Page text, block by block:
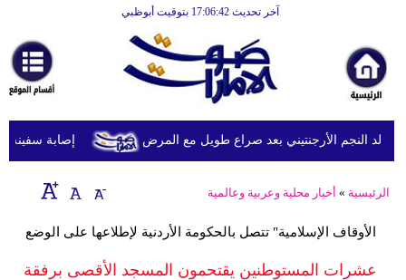
آخر تحديث 17:06:42 بتوقيت أبوظبي
أخبارعاجلة
رياضة
ثقافة
إقتصاد
وموسيقى
إصابة سفينة النجم الأرجنتيني بعد صراع طويل مع المرض
الرئيسية » أخبار محلية وعربية وعالمية
الأوقاف الإسلامية" تتصل بالحكومة الأردنية لإطلاعها على الوضع
عشرات المستوطنين يقتحمون المسجد الأقصى برفقة